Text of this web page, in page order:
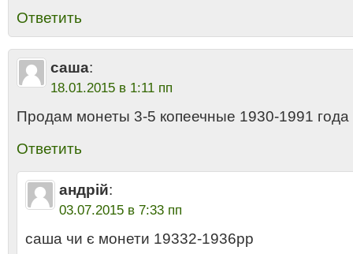
Ответить
саша:
18.01.2015 в 1:11 пп
Продам монеты 3-5 копеечные 1930-1991 года
Ответить
андрій:
03.07.2015 в 7:33 пп
саша чи є монети 19332-1936рр